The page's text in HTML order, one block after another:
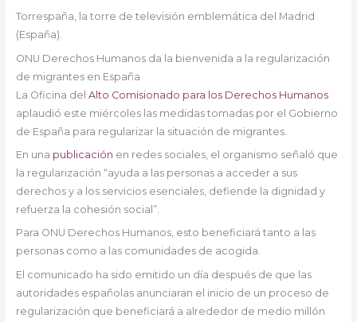
Torrespaña, la torre de televisión emblemática del Madrid
(España).
ONU Derechos Humanos da la bienvenida a la regularización
de migrantes en España
La Oficina del Alto Comisionado para los Derechos Humanos
aplaudió este miércoles las medidas tomadas por el Gobierno
de España para regularizar la situación de migrantes.
En una publicación en redes sociales, el organismo señaló que
la regularización “ayuda a las personas a acceder a sus
derechos y a los servicios esenciales, defiende la dignidad y
refuerza la cohesión social”.
Para ONU Derechos Humanos, esto beneficiará tanto a las
personas como a las comunidades de acogida.
El comunicado ha sido emitido un día después de que las
autoridades españolas anunciaran el inicio de un proceso de
regularización que beneficiará a alrededor de medio millón